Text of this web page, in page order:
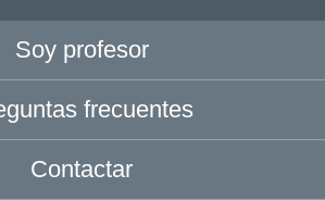
Soy profesor
frecuentes
Contactar